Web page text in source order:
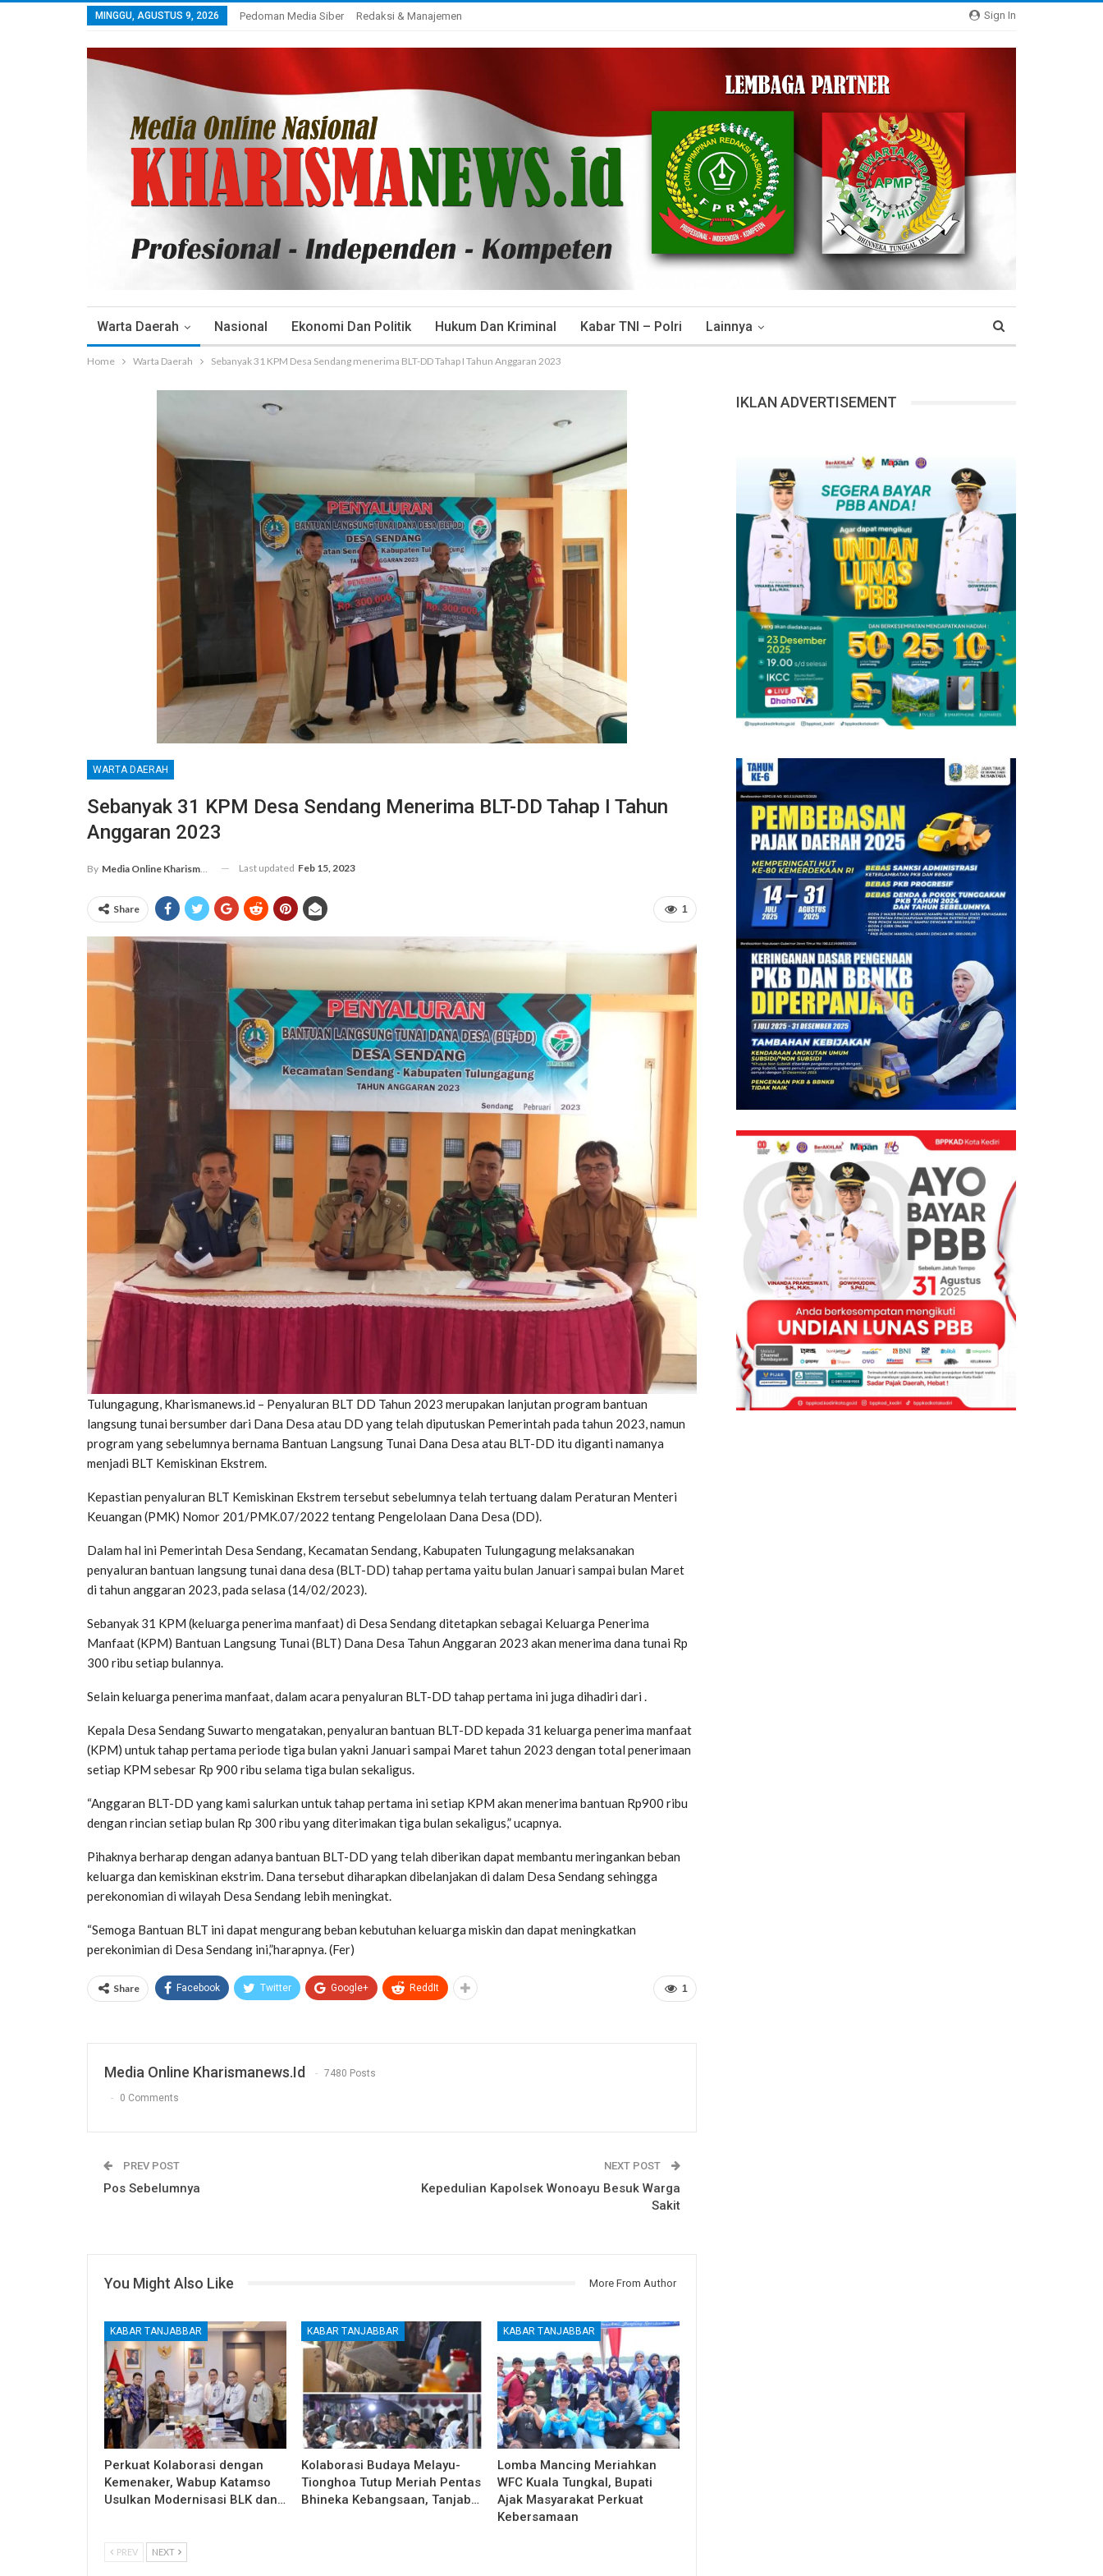
Sign In
MINGGU, AGUSTUS 9, 2026 Pedoman Media Siber Redaksi & Manajemen
Warta Daerah Nasional Ekonomi Dan Politik Hukum Dan Kriminal Kabar TNI – Polri Lainnya
Home Warta Daerah Sebanyak 31 KPM Desa Sendang menerima BLT-DD Tahap I Tahun Anggaran 2023
WARTA DAERAH
Sebanyak 31 KPM Desa Sendang Menerima BLT-DD Tahap I Tahun
Anggaran 2023
By Media Online Kharismanews.id Last updated Feb 15, 2023
1
Share
Tulungagung, Kharismanews.id – Penyaluran BLT DD Tahun 2023 merupakan lanjutan program bantuan
langsung tunai bersumber dari Dana Desa atau DD yang telah diputuskan Pemerintah pada tahun 2023, namun
program yang sebelumnya bernama Bantuan Langsung Tunai Dana Desa atau BLT-DD itu diganti namanya
menjadi BLT Kemiskinan Ekstrem.
Kepastian penyaluran BLT Kemiskinan Ekstrem tersebut sebelumnya telah tertuang dalam Peraturan Menteri
Keuangan (PMK) Nomor 201/PMK.07/2022 tentang Pengelolaan Dana Desa (DD).
Dalam hal ini Pemerintah Desa Sendang, Kecamatan Sendang, Kabupaten Tulungagung melaksanakan
penyaluran bantuan langsung tunai dana desa (BLT-DD) tahap pertama yaitu bulan Januari sampai bulan Maret
di tahun anggaran 2023, pada selasa (14/02/2023).
Sebanyak 31 KPM (keluarga penerima manfaat) di Desa Sendang ditetapkan sebagai Keluarga Penerima
Manfaat (KPM) Bantuan Langsung Tunai (BLT) Dana Desa Tahun Anggaran 2023 akan menerima dana tunai Rp
300 ribu setiap bulannya.
Selain keluarga penerima manfaat, dalam acara penyaluran BLT-DD tahap pertama ini juga dihadiri dari .
Kepala Desa Sendang Suwarto mengatakan, penyaluran bantuan BLT-DD kepada 31 keluarga penerima manfaat
(KPM) untuk tahap pertama periode tiga bulan yakni Januari sampai Maret tahun 2023 dengan total penerimaan
setiap KPM sebesar Rp 900 ribu selama tiga bulan sekaligus.
“Anggaran BLT-DD yang kami salurkan untuk tahap pertama ini setiap KPM akan menerima bantuan Rp900 ribu
dengan rincian setiap bulan Rp 300 ribu yang diterimakan tiga bulan sekaligus,” ucapnya.
Pihaknya berharap dengan adanya bantuan BLT-DD yang telah diberikan dapat membantu meringankan beban
keluarga dan kemiskinan ekstrim. Dana tersebut diharapkan dibelanjakan di dalam Desa Sendang sehingga
perekonomian di wilayah Desa Sendang lebih meningkat.
“Semoga Bantuan BLT ini dapat mengurang beban kebutuhan keluarga miskin dan dapat meningkatkan
perekonimian di Desa Sendang ini,”harapnya. (Fer)
1
Share Facebook Twitter Google+ ReddIt
Media Online Kharismanews.id 7480 Posts
0 Comments
PREV POST
Pos Sebelumnya
NEXT POST
Kepedulian Kapolsek Wonoayu Besuk Warga
Sakit
You Might Also Like More From Author
KABAR TANJABBAR
Perkuat Kolaborasi dengan
Kemenaker, Wabup Katamso
Usulkan Modernisasi BLK dan…
KABAR TANJABBAR
Kolaborasi Budaya Melayu-
Tionghoa Tutup Meriah Pentas
Bhineka Kebangsaan, Tanjab…
KABAR TANJABBAR
Lomba Mancing Meriahkan
WFC Kuala Tungkal, Bupati
Ajak Masyarakat Perkuat
Kebersamaan
PREV NEXT
IKLAN ADVERTISEMENT